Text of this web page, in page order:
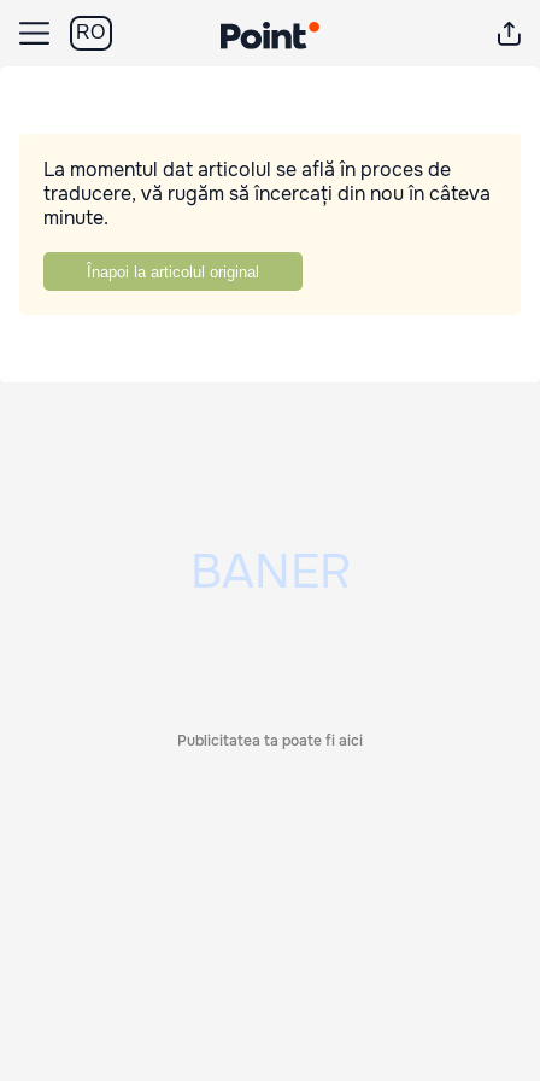
RO
La momentul dat articolul se află în proces de
traducere, vă rugăm să încercați din nou în câteva
minute.
Înapoi la articolul original
Publicitatea ta poate fi aici